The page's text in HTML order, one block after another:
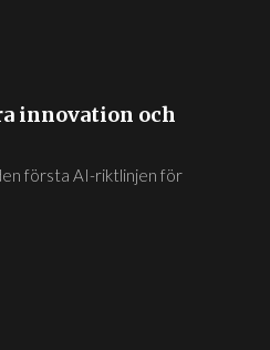
innovation och
första AI-riktlinjen för